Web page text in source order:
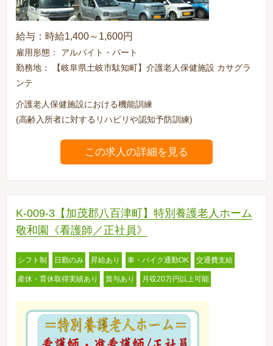
給与：時給1,400～1,600円
雇用形態： アルバイト・パート
勤務地： 【岐阜県土岐市駄知町】介護老人保健施設 カサグラ
ンテ
介護老人保健施設における機能訓練
(高齢入所者に対するリハビリや認知予防訓練)
この求人の詳細を見る
K-009-3【加茂郡八百津町】特別養護老人ホーム
敬和園《看護師／正社員》
シフト制 日勤のみ 昇給あり 車・バイク通勤OK 交通費支給
産休・育休取得実績あり 賞与あり 月収20万円以上可能